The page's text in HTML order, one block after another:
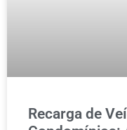
Recarga de